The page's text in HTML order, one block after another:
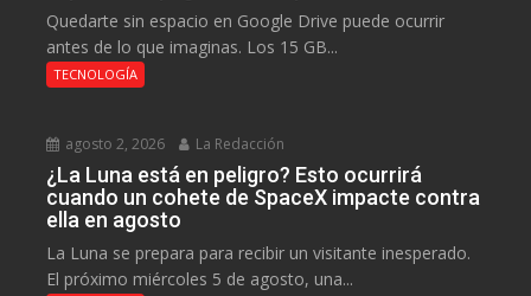
Quedarte sin espacio en Google Drive puede ocurrir
antes de lo que imaginas. Los 15 GB...
TECNOLOGÍA
agosto 2, 2026 La Redacción
¿La Luna está en peligro? Esto ocurrirá
cuando un cohete de SpaceX impacte contra
ella en agosto
La Luna se prepara para recibir un visitante inesperado.
El próximo miércoles 5 de agosto, una...